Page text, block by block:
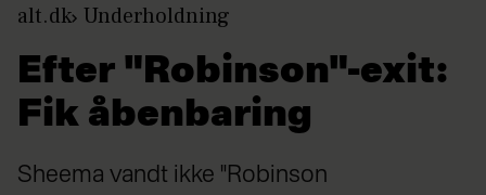
alt.dk Underholdning
Efter "Robinson"-exit:
Fik åbenbaring
Sheema vandt ikke "Robinson